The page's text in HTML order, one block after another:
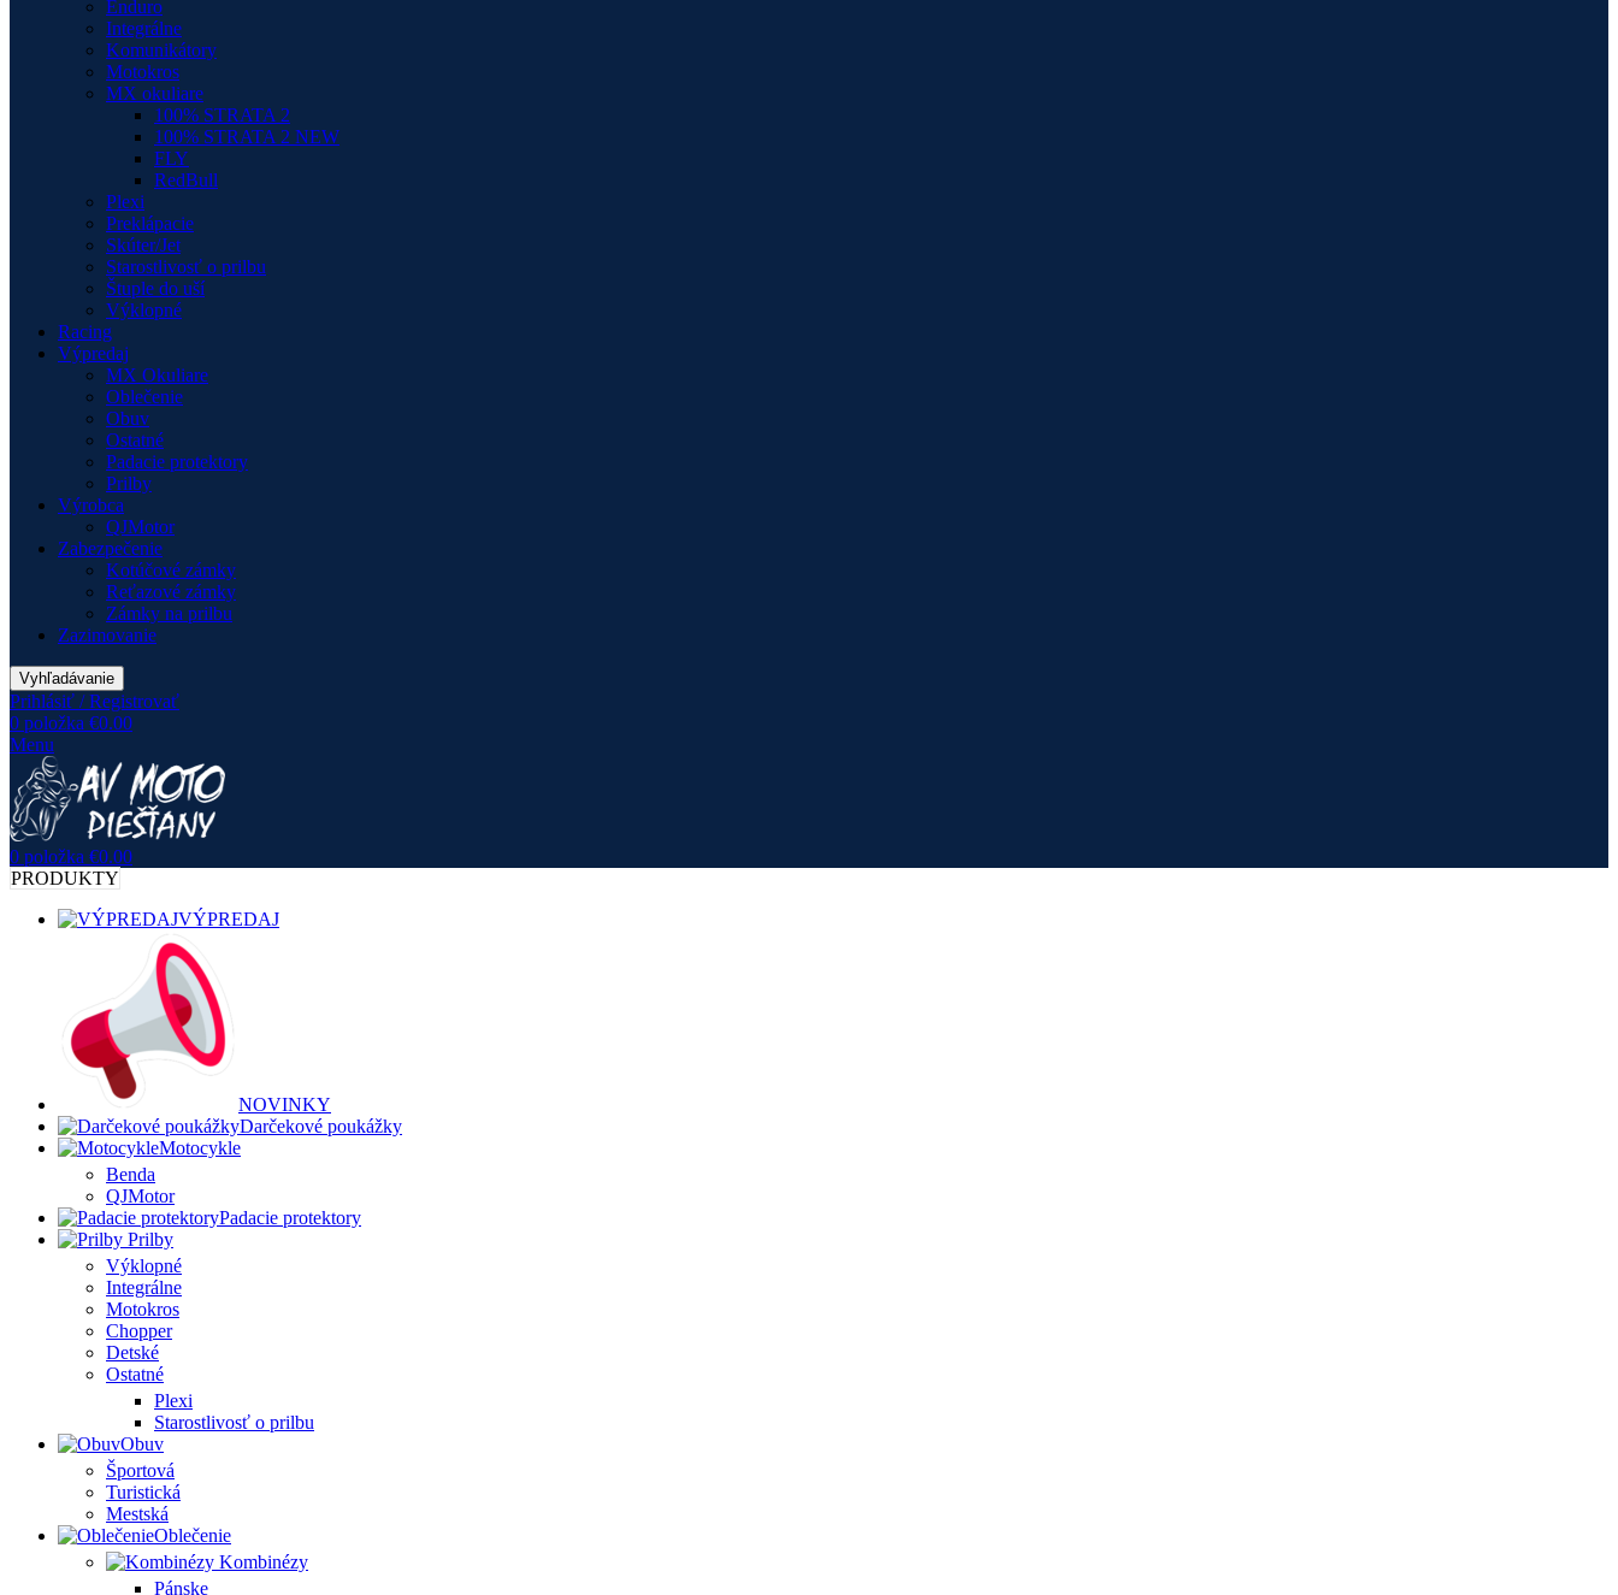
Enduro
Integrálne
Komunikátory
Motokros
MX okuliare
100% STRATA 2
100% STRATA 2 NEW
FLY
RedBull
Plexi
Preklápacie
Skúter/Jet
Starostlivosť o prilbu
Štuple do uší
Výklopné
Racing
Výpredaj
MX Okuliare
Oblečenie
Obuv
Ostatné
Padacie protektory
Prilby
Výrobca
QJMotor
Zabezpečenie
Kotúčové zámky
Reťazové zámky
Zámky na prilbu
Zazimovanie
Vyhľadávanie
Prihlásiť / Registrovať
0 položka €0.00
Menu
0 položka €0.00
PRODUKTY
VÝPREDAJ
NOVINKY
Darčekové poukážky
Motocykle
Benda
QJMotor
Padacie protektory
Prilby
Výklopné
Integrálne
Motokros
Chopper
Detské
Ostatné
Plexi
Starostlivosť o prilbu
Obuv
Športová
Turistická
Mestská
Oblečenie
Kombinézy
Pánske